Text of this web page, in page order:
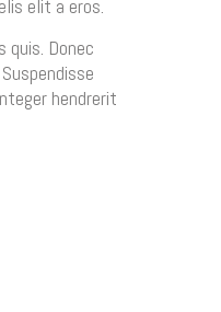
elit a eros.
quis. Donec
hendrerit